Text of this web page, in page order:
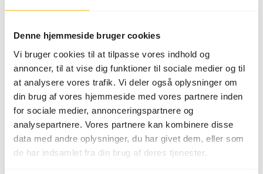
Denne hjemmeside bruger cookies
Vi bruger cookies til at tilpasse vores indhold og
annoncer, til at vise dig funktioner til sociale medier og til
at analysere vores trafik. Vi deler også oplysninger om
din brug af vores hjemmeside med vores partnere inden
for sociale medier, annonceringspartnere og
analysepartnere. Vores partnere kan kombinere disse
data med andre oplysninger, du har givet dem, eller som
de har indsamlet fra din brug af deres tjenester.
SUCCESS:
PÅ LAGER
Mere information
Agrobs
TESTUDO
OM171